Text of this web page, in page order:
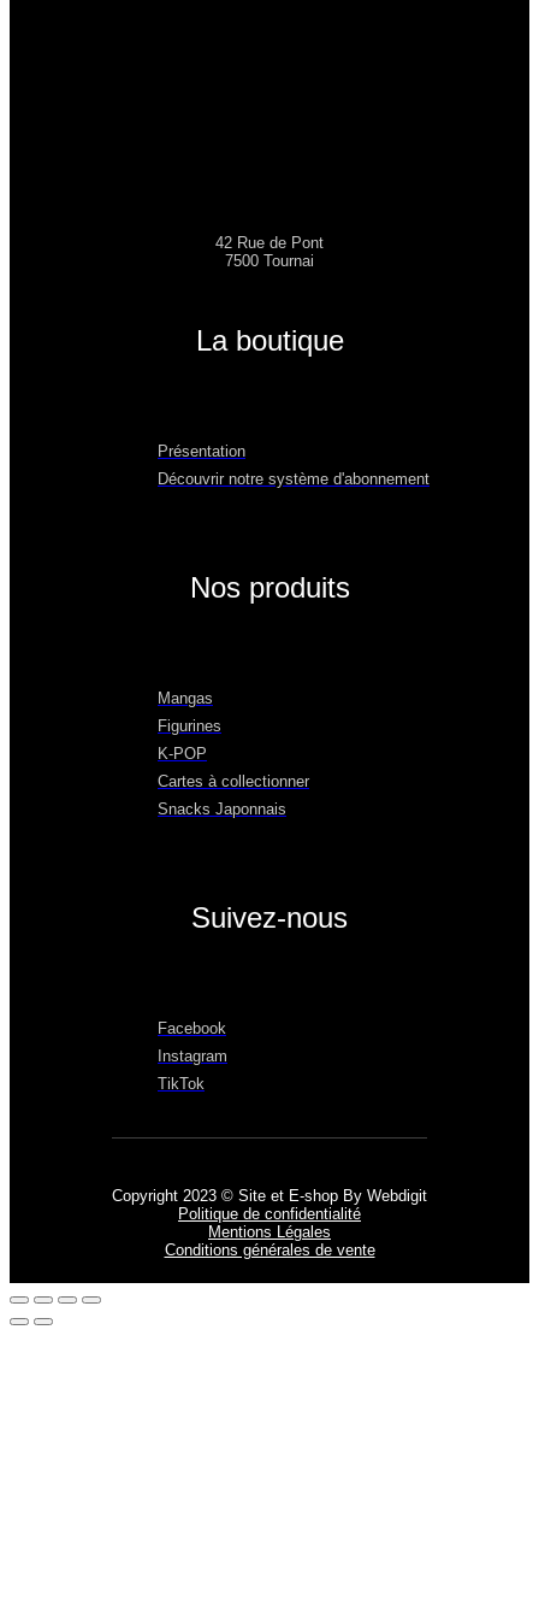
42 Rue de Pont
7500 Tournai
La boutique
Présentation
Découvrir notre système d'abonnement
Nos produits
Mangas
Figurines
K-POP
Cartes à collectionner
Snacks Japonnais
Suivez-nous
Facebook
Instagram
TikTok
Copyright 2023 © Site et E-shop By Webdigit
Politique de confidentialité
Mentions Légales
Conditions générales de vente